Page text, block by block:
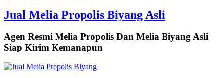
Jual Melia Propolis Biyang Asli
Agen Resmi Melia Propolis Dan Melia Biyang Asli
Siap Kirim Kemanapun